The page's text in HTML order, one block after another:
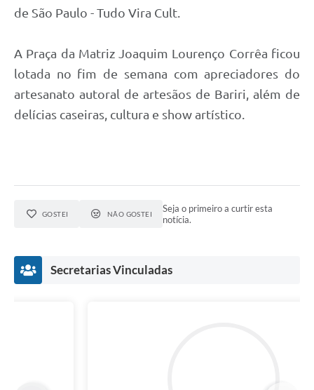
de São Paulo - Tudo Vira Cult.
A Praça da Matriz Joaquim Lourenço Corrêa ficou
lotada no fim de semana com apreciadores do
artesanato autoral de artesãos de Bariri, além de
delícias caseiras, cultura e show artístico.
GOSTEI NÃO GOSTEI
Seja o primeiro a curtir esta
notícia.
Secretarias Vinculadas